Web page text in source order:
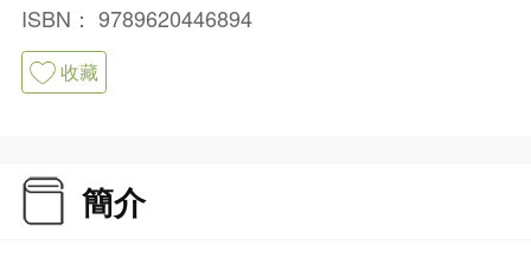
ISBN： 9789620446894
收藏
簡介